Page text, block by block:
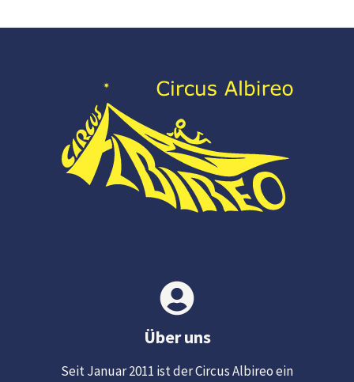
Über uns
Seit Januar 2011 ist der Circus Albireo ein